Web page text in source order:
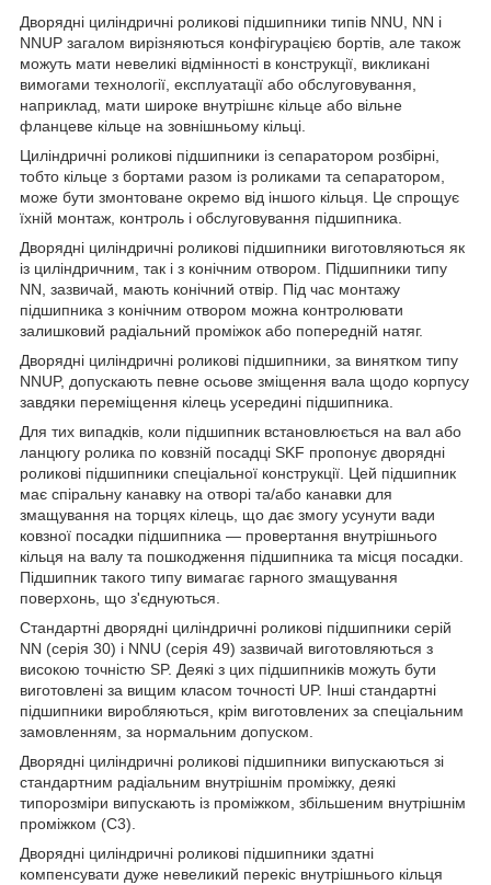
Дворядні циліндричні роликові підшипники типів NNU, NN і
NNUP загалом вирізняються конфігурацією бортів, але також
можуть мати невеликі відмінності в конструкції, викликані
вимогами технології, експлуатації або обслуговування,
наприклад, мати широке внутрішнє кільце або вільне
фланцеве кільце на зовнішньому кільці.
Циліндричні роликові підшипники із сепаратором розбірні,
тобто кільце з бортами разом із роликами та сепаратором,
може бути змонтоване окремо від іншого кільця. Це спрощує
їхній монтаж, контроль і обслуговування підшипника.
Дворядні циліндричні роликові підшипники виготовляються як
із циліндричним, так і з конічним отвором. Підшипники типу
NN, зазвичай, мають конічний отвір. Під час монтажу
підшипника з конічним отвором можна контролювати
залишковий радіальний проміжок або попередній натяг.
Дворядні циліндричні роликові підшипники, за винятком типу
NNUP, допускають певне осьове зміщення вала щодо корпусу
завдяки переміщення кілець усередині підшипника.
Для тих випадків, коли підшипник встановлюється на вал або
ланцюгу ролика по ковзній посадці SKF пропонує дворядні
роликові підшипники спеціальної конструкції. Цей підшипник
має спіральну канавку на отворі та/або канавки для
змащування на торцях кілець, що дає змогу усунути вади
ковзної посадки підшипника — провертання внутрішнього
кільця на валу та пошкодження підшипника та місця посадки.
Підшипник такого типу вимагає гарного змащування
поверхонь, що з'єднуються.
Стандартні дворядні циліндричні роликові підшипники серій
NN (серія 30) і NNU (серія 49) зазвичай виготовляються з
високою точністю SP. Деякі з цих підшипників можуть бути
виготовлені за вищим класом точності UP. Інші стандартні
підшипники виробляються, крім виготовлених за спеціальним
замовленням, за нормальним допуском.
Дворядні циліндричні роликові підшипники випускаються зі
стандартним радіальним внутрішнім проміжку, деякі
типорозміри випускають із проміжком, збільшеним внутрішнім
проміжком (С3).
Дворядні циліндричні роликові підшипники здатні
компенсувати дуже невеликий перекіс внутрішнього кільця